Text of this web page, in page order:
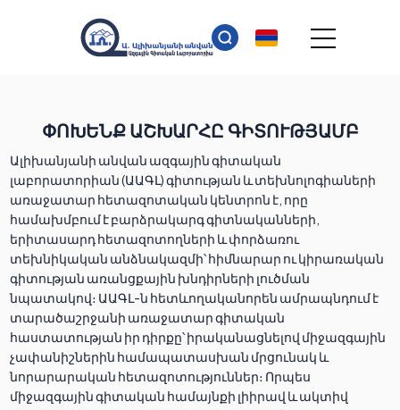
ՓՈԽԵՆՔ ԱՇԽԱՐՀԸ ԳԻՏՈՒԹՅԱՄԲ
Ալիխանյանի անվան ազգային գիտական
լաբորատորիան (ԱԱԳԼ) գիտության և տեխնոլոգիաների
առաջատար հետազոտական կենտրոն է, որը
համախմբում է բարձրակարգ գիտնականների,
երիտասարդ հետազոտողների և փորձառու
տեխնիկական անձնակազմի՝ հիմնարար ու կիրառական
գիտության առանցքային խնդիրների լուծման
նպատակով։ ԱԱԳԼ-ն հետևողականորեն ամրապնդում է
տարածաշրջանի առաջատար գիտական
հաստատության իր դիրքը՝ իրականացնելով միջազգային
չափանիշներին համապատասխան մրցունակ և
նորարարական հետազոտություններ։ Որպես
միջազգային գիտական համայնքի լիիրավ և ակտիվ